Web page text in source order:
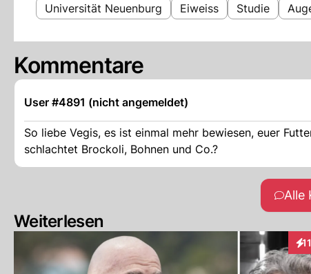
Universität Neuenburg Eiweiss Studie
Kommentare
User #4891 (nicht angemeldet)
So liebe Vegis, es ist einmal mehr bewiesen, euer
schlachtet Brockoli, Bohnen und Co.?
Alle
Weiterlesen
11